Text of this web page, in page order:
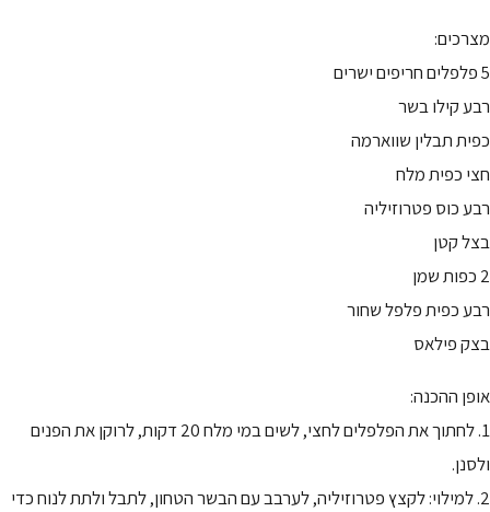
מצרכים:
5 פלפלים חריפים ישרים
רבע קילו בשר
כפית תבלין שווארמה
חצי כפית מלח
רבע כוס פטרוזיליה
בצל קטן
2 כפות שמן
רבע כפית פלפל שחור
בצק פילאס
אופן ההכנה:
1. לחתוך את הפלפלים לחצי, לשים במי מלח 20 דקות, לרוקן את הפנים
ולסנן.
2. למילוי: לקצץ פטרוזיליה, לערבב עם הבשר הטחון, לתבל ולתת לנוח כדי